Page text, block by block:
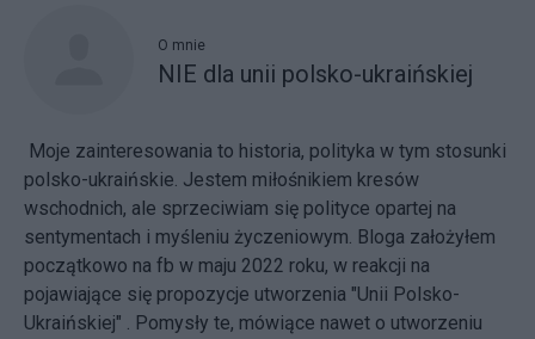
O mnie
NIE dla unii polsko-ukraińskiej
Moje zainteresowania to historia, polityka w tym stosunki
polsko-ukraińskie. Jestem miłośnikiem kresów
wschodnich, ale sprzeciwiam się polityce opartej na
sentymentach i myśleniu życzeniowym. Bloga założyłem
początkowo na fb w maju 2022 roku, w reakcji na
pojawiające się propozycje utworzenia "Unii Polsko-
Ukraińskiej" . Pomysły te, mówiące nawet o utworzeniu